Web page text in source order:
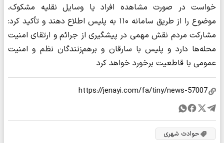
خواست در صورت مشاهده افراد یا وسایل نقلیه مشکوک،
موضوع را از طریق سامانه ۱۱۰ به پلیس اطلاع دهند و تأکید کرد:
مشارکت مردم نقش مهمی در پیشگیری از جرائم و ارتقای امنیت
محله‌ها دارد و پلیس با سارقان و برهم‌زنندگان نظم و امنیت
عمومی با قاطعیت برخورد خواهد کرد
حوادث شهری